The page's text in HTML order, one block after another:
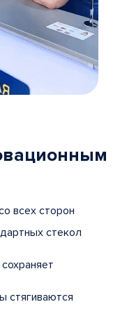
всех сторон
стекол
стягиваются